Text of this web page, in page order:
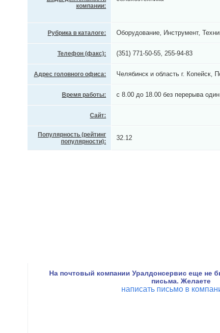
компании:
Рубрика в каталоге: Оборудование, Инструмент,
Телефон (факс): (351) 771-50-55, 255-94-83
Адрес головного офиса: Челябинск и область г. Копейск,
Время работы: с 8.00 до 18.00 без перерыва
Сайт:
Популярность (рейтинг
популярности):
32.12
На почтовый компании Уралдонсервис еще не
письма. Желаете
написать письмо в